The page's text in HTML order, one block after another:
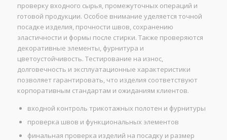
проверку входного сырья, промежуточных операций и
готовой продукции. Особое внимание уделяется точной
посадке изделия, прочности швов, сохранению
эластичности и формы после стирки. Также проверяются
декоративные элементы, фурнитура и
цветоустойчивость. Тестирование на износ,
долговечность и эксплуатационные характеристики
позволяет гарантировать, что изделия соответствуют
корпоративным стандартам и ожиданиям клиентов.
входной контроль трикотажных полотен и фурнитуры
проверка швов и функциональных элементов
финальная проверка изделий на посадку и размер